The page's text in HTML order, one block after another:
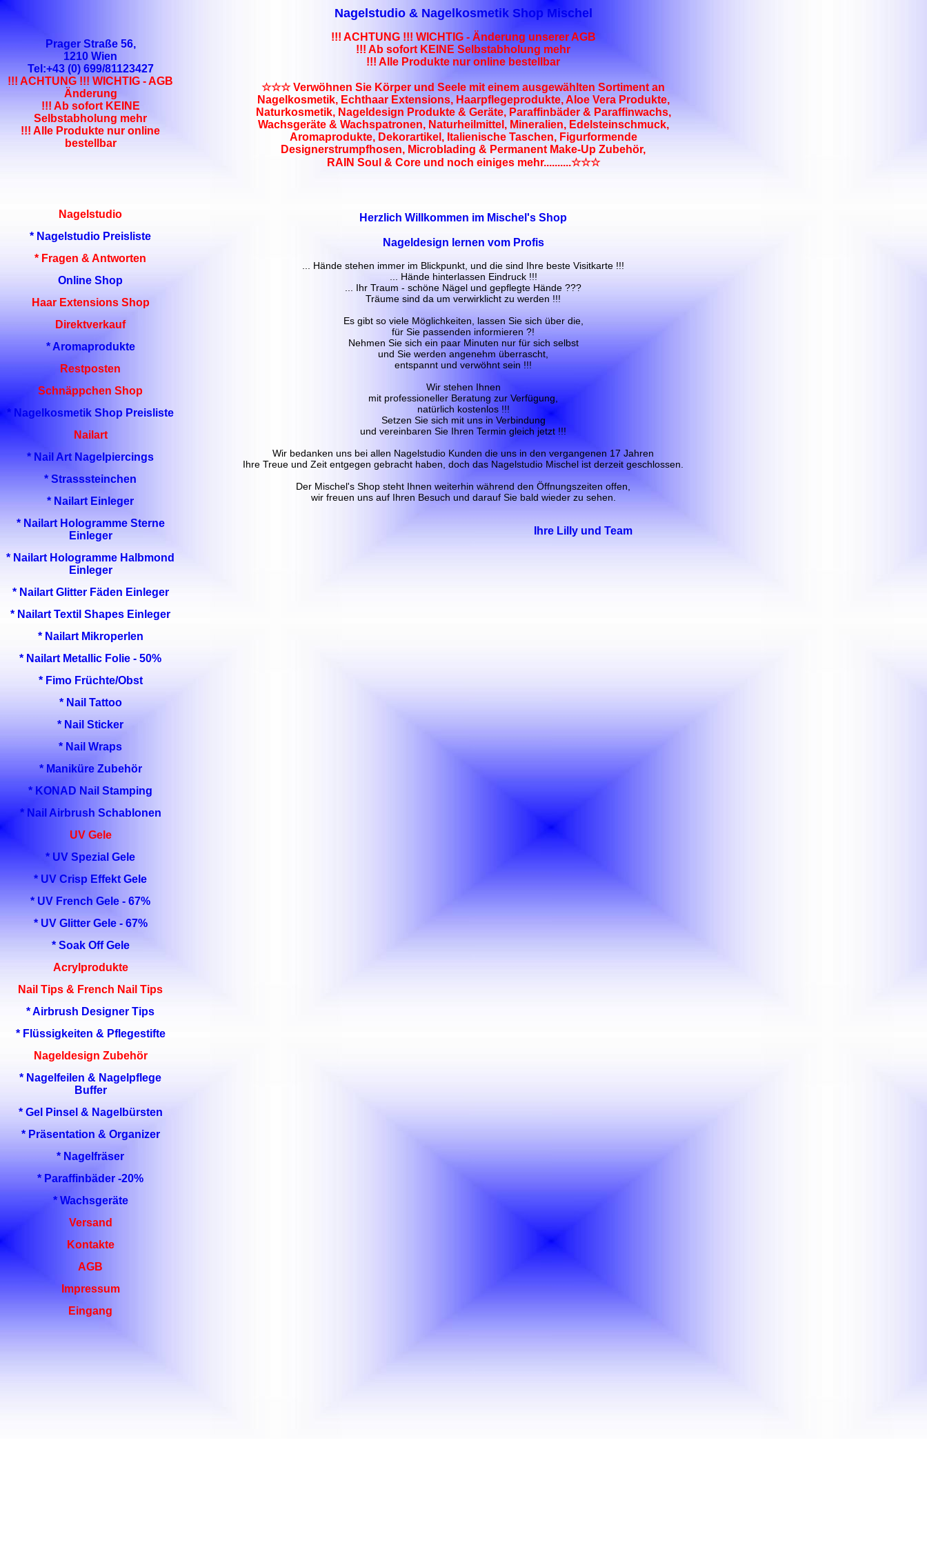
Prager Straße 56,
1210 Wien
Tel:+43 (0) 699/81123427
!!! ACHTUNG !!! WICHTIG - AGB
Änderung
!!! Ab sofort KEINE
Selbstabholung mehr
!!! Alle Produkte nur online
bestellbar
Nagelstudio & Nagelkosmetik Shop Mischel
!!! ACHTUNG !!! WICHTIG - Änderung unserer AGB
!!! Ab sofort KEINE Selbstabholung mehr
!!! Alle Produkte nur online bestellbar
☆☆☆ Verwöhnen Sie Körper und Seele mit einem ausgewählten Sortiment an
Nagelkosmetik, Echthaar Extensions, Haarpflegeprodukte, Aloe Vera Produkte,
Naturkosmetik, Nageldesign Produkte & Geräte, Paraffinbäder & Paraffinwachs,
Wachsgeräte & Wachspatronen, Naturheilmittel, Mineralien, Edelsteinschmuck,
Aromaprodukte, Dekorartikel, Italienische Taschen, Figurformende
Designerstrumpfhosen, Microblading & Permanent Make-Up Zubehör,
RAIN Soul & Core und noch einiges mehr..........☆☆☆
Nagelstudio
* Nagelstudio Preisliste
* Fragen & Antworten
Online Shop
Haar Extensions Shop
Direktverkauf
* Aromaprodukte
Restposten
Schnäppchen Shop
* Nagelkosmetik Shop Preisliste
Nailart
* Nail Art Nagelpiercings
* Strasssteinchen
* Nailart Einleger
* Nailart Hologramme Sterne
Einleger
* Nailart Hologramme Halbmond
Einleger
* Nailart Glitter Fäden Einleger
* Nailart Textil Shapes Einleger
* Nailart Mikroperlen
* Nailart Metallic Folie - 50%
* Fimo Früchte/Obst
* Nail Tattoo
* Nail Sticker
* Nail Wraps
* Maniküre Zubehör
* KONAD Nail Stamping
* Nail Airbrush Schablonen
UV Gele
* UV Spezial Gele
* UV Crisp Effekt Gele
* UV French Gele - 67%
* UV Glitter Gele - 67%
* Soak Off Gele
Acrylprodukte
Nail Tips & French Nail Tips
* Airbrush Designer Tips
* Flüssigkeiten & Pflegestifte
Nageldesign Zubehör
* Nagelfeilen & Nagelpflege
Buffer
* Gel Pinsel & Nagelbürsten
* Präsentation & Organizer
* Nagelfräser
* Paraffinbäder -20%
* Wachsgeräte
Versand
Kontakte
AGB
Impressum
Eingang
Herzlich Willkommen im Mischel's Shop
Nageldesign lernen vom Profis
... Hände stehen immer im Blickpunkt, und die sind Ihre beste Visitkarte !!!
... Hände hinterlassen Eindruck !!!
... Ihr Traum - schöne Nägel und gepflegte Hände ???
Träume sind da um verwirklicht zu werden !!!
Es gibt so viele Möglichkeiten, lassen Sie sich über die,
für Sie passenden informieren ?!
Nehmen Sie sich ein paar Minuten nur für sich selbst
und Sie werden angenehm überrascht,
entspannt und verwöhnt sein !!!
Wir stehen Ihnen
mit professioneller Beratung zur Verfügung,
natürlich kostenlos !!!
Setzen Sie sich mit uns in Verbindung
und vereinbaren Sie Ihren Termin gleich jetzt !!!
Wir bedanken uns bei allen Nagelstudio Kunden die uns in den vergangenen 17 Jahren
Ihre Treue und Zeit entgegen gebracht haben, doch das Nagelstudio Mischel ist derzeit geschlossen.
Der Mischel's Shop steht Ihnen weiterhin während den Öffnungszeiten offen,
wir freuen uns auf Ihren Besuch und darauf Sie bald wieder zu sehen.
Ihre Lilly und Team